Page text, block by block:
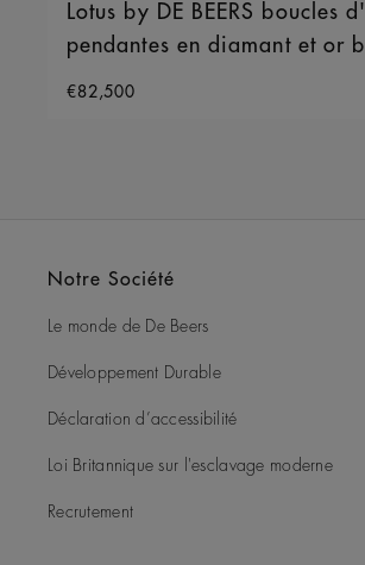
Lotus by DE BEERS boucles
pendantes en diamant et or
€82,500
Notre Société
Le monde de De Beers
Développement Durable
Déclaration d’accessibilité
Loi Britannique sur l'esclavage moderne
Recrutement